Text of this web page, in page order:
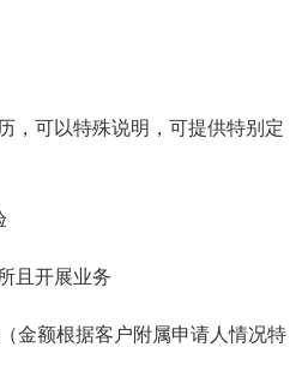
，可以特殊说明，可提供特别定
且开展业务
金额根据客户附属申请人情况特